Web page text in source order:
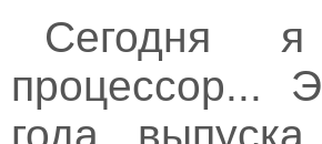
Сегодня
процессор...